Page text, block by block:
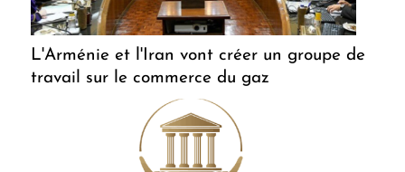
L'Arménie et l'Iran vont créer un groupe de
travail sur le commerce du gaz